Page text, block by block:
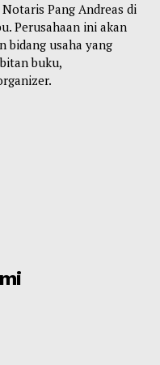
Pang Andreas di
Perusahaan ini akan
bidang usaha yang
buku,